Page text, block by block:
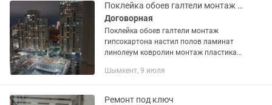
Поклейка обоев галтели монтаж гипсокартона
Договорная
Поклейка обоев галтели монтаж
гипсокартона настил полов ламинат
линолеум ковролин монтаж пластика
Шымкент, 9 июля
Ремонт под ключ